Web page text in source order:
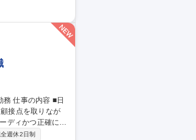
接点を取りなが
率化交渉も業務と
週休2日制